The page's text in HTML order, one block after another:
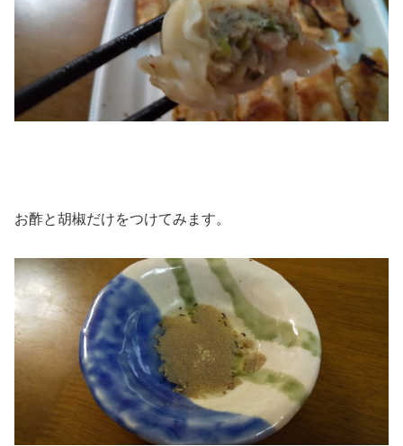
お酢と胡椒だけをつけてみます。